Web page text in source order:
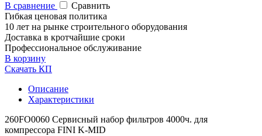
В сравнение
Сравнить
Гибкая ценовая политика
10 лет на рынке строительного оборудования
Доставка в кротчайшие сроки
Профессиональное обслуживание
В корзину
Скачать КП
Описание
Характеристики
260FO0060 Сервисный набор фильтров 4000ч. для
компрессора FINI K-MID